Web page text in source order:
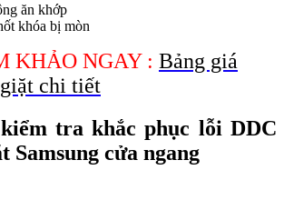
ăn khớp
khóa bị mòn
KHẢO NGAY : Bảng giá
chi tiết
tra khắc phục lỗi DDC
Samsung cửa ngang